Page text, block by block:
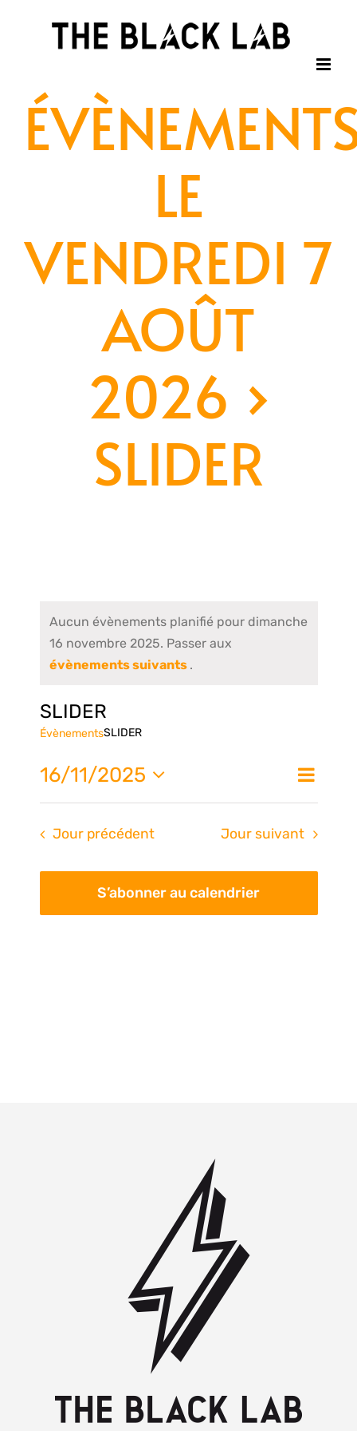
LE
VENDREDI 7
AOÛT
2026 ›
SLIDER
Aucun évènements planifié pour dimanche
16 novembre 2025. Passer aux
évènements suivants .
SLIDER
ÉvènementsSLIDER
de
Jour
16/11/2025
Sélectionnez
date.
Jour précédent Jour suivant
S’abonner au calendrier